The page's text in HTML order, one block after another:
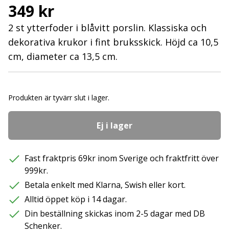
349 kr
2 st ytterfoder i blåvitt porslin. Klassiska och
dekorativa krukor i fint bruksskick. Höjd ca 10,5
cm, diameter ca 13,5 cm.
Produkten är tyvärr slut i lager.
Ej i lager
Fast fraktpris 69kr inom Sverige och fraktfritt över
999kr.
Betala enkelt med Klarna, Swish eller kort.
Alltid öppet köp i 14 dagar.
Din beställning skickas inom 2-5 dagar med DB
Schenker.